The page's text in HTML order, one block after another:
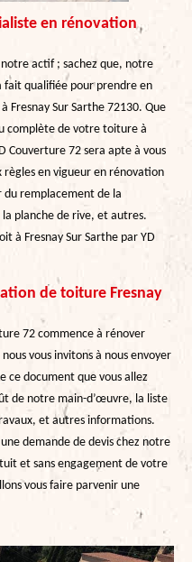
en rénovation
notre actif ; sachez que, notre
fait qualifiée pour prendre en
Fresnay Sur Sarthe 72130. Que
complète de votre toiture à
Couverture 72 sera apte à vous
en vigueur en rénovation
du remplacement de la
planche de rive, et autres.
à Fresnay Sur Sarthe par YD
de toiture Fresnay
72 commence à rénover
vous invitons à nous envoyer
ce document que vous allez
de notre main-d’œuvre, la liste
et autres informations.
demande de devis chez notre
et sans engagement de votre
vous faire parvenir une